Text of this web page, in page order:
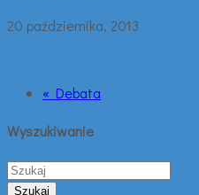
20 października, 2013
« Debata
Wyszukiwanie